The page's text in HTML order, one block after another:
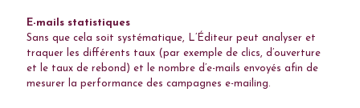
E-mails statistiques
Sans que cela soit systématique, L’Éditeur peut analyser et
traquer les différents taux (par exemple de clics, d’ouverture
et le taux de rebond) et le nombre d’e-mails envoyés afin de
mesurer la performance des campagnes e-mailing.